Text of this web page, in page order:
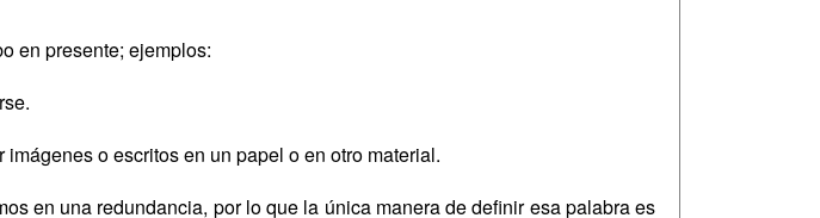
en presente; ejemplos:
o escritos en un papel o en otro material.
en una redundancia, por lo que la única manera de definir esa palabra es